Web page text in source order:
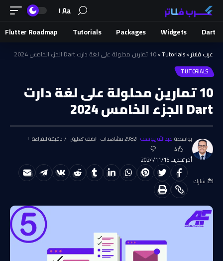
Aa
Dart
Widgets
Packages
Tutorials
Flutter Roadmap
عرب فلاتر>
Tutorials
>10 تمارين محلولة على لغة دارت Dart الجزء الخامس 2024
TUTORIALS
10 تمارين محلولة على لغة دارت
Dart الجزء الخامس 2024
أخر تحديث 2024/11/15
بواسطة عبدالله يوسف 2982 مشاهدات اضف تعليق 7 دقيقة للقراءة
4
شارك